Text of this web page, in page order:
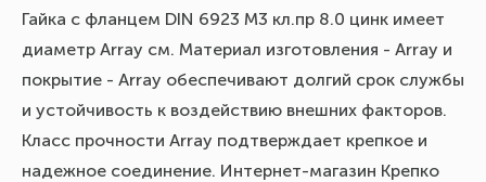
Гайка с фланцем DIN 6923 М3 кл.пр 8.0 цинк имеет
диаметр Array см. Материал изготовления - Array и
покрытие - Array обеспечивают долгий срок службы
и устойчивость к воздействию внешних факторов.
Класс прочности Array подтверждает крепкое и
надежное соединение. Интернет-магазин Крепко